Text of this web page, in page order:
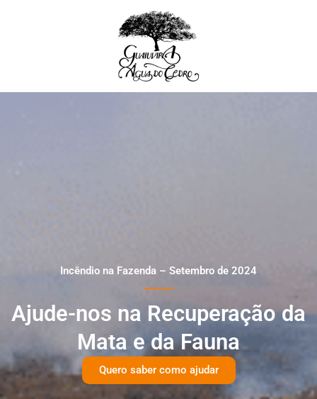
Incêndio na Fazenda – Setembro de 2024
Ajude-nos na Recuperação da
Mata e da Fauna
Quero saber como ajudar